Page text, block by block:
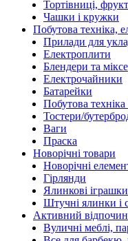
Тортівниці,
Чашки і кружки
Побутова техніка,
Прилади для
Електроплити
Блендери та
Електрочайники
Батарейки
Побутова техніка
Тостери/
Ваги
Праска
Новорічні товари
Новорічні
Гірлянди
Ялинкові
Штучні ялинки і
Активний
Вуличні меблі,